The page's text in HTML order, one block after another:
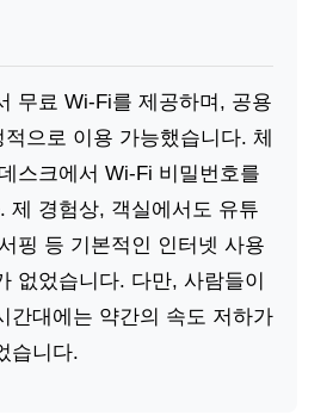
무료 Wi-Fi를 제공하며, 공용
으로 이용 가능했습니다. 체
스크에서 Wi-Fi 비밀번호를
제 경험상, 객실에서도 유튜
핑 등 기본적인 인터넷 사용
없었습니다. 다만, 사람들이
간대에는 약간의 속도 저하가
습니다.